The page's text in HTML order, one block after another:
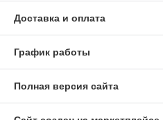
Доставка и оплата
График работы
Полная версия сайта